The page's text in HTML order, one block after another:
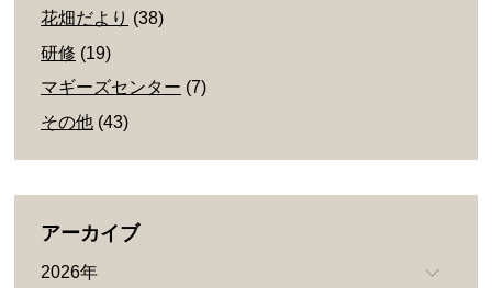
花畑だより (38)
研修 (19)
マギーズセンター (7)
その他 (43)
アーカイブ
2026年